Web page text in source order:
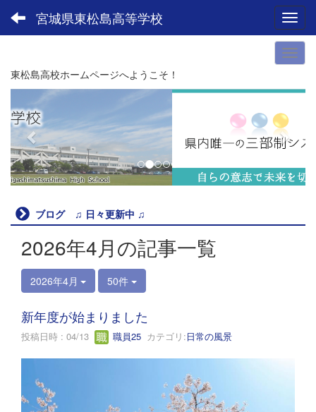
宮城県東松島高等学校
東松島高校ホームページへようこそ！
p
r
e
v
i
u
n
e
x
ブログ ♫ 日々更新中 ♫
2026年4月の記事一覧
2026年4月 50件
新年度が始まりました
投稿日時 : 04/13 職員25 カテゴリ:日常の風景